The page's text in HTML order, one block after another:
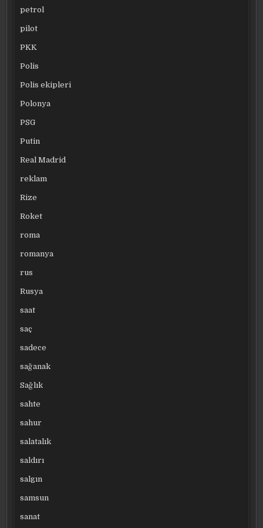
petrol
pilot
PKK
Polis
Polis ekipleri
Polonya
PSG
Putin
Real Madrid
reklam
Rize
Roket
roma
romanya
rus
Rusya
saat
saç
sadece
sağanak
Sağlık
sahte
sahur
salatalık
saldırı
salgın
samsun
sanat